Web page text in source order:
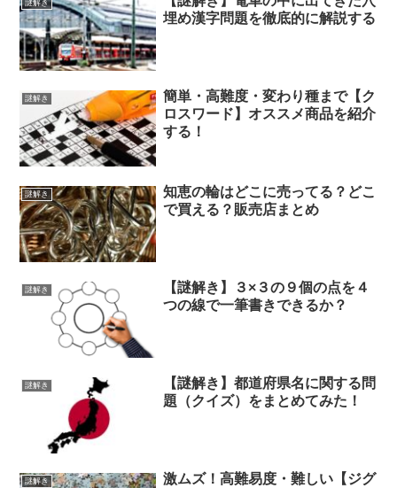
謎解き
埋め漢字問題を徹底的に解説する
謎解き
簡単・高難度・変わり種まで【ク
ロスワード】オススメ商品を紹介
する！
謎解き
知恵の輪はどこに売ってる？どこ
で買える？販売店まとめ
謎解き
【謎解き】３×３の９個の点を４
つの線で一筆書きできるか？
謎解き
【謎解き】都道府県名に関する問
題（クイズ）をまとめてみた！
謎解き
激ムズ！高難易度・難しい【ジグ